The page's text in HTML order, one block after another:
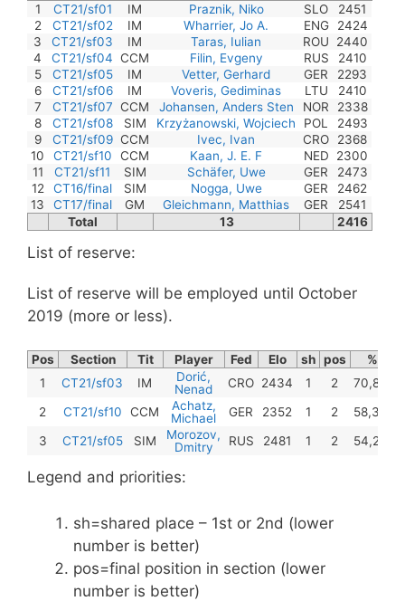
1
CT21/sf01 IM Praznik, Niko SLO
2451
2
CT21/sf02 IM Wharrier, Jo A. ENG
2424
3
CT21/sf03 IM Taras, Iulian ROU
2440
4
CT21/sf04 CCM Filin, Evgeny RUS
2410
5
CT21/sf05 IM Vetter, Gerhard GER
2293
6
CT21/sf06 IM Voveris, Gediminas LTU
2410
7
CT21/sf07 CCM Johansen, Anders Sten NOR
2338
8
CT21/sf08 SIM Krzyżanowski, Wojciech POL
2493
9
CT21/sf09 CCM Ivec, Ivan CRO
2368
10
CT21/sf10 CCM Kaan, J. E. F NED
2300
11
CT21/sf11 SIM Schäfer, Uwe GER
2473
12
CT16/final SIM Nogga, Uwe GER
2462
13
CT17/final GM Gleichmann, Matthias GER
2541
Total
13 2416
List of reserve:
List of reserve will be employed until October
2019 (more or less).
Pos Section Tit Player Fed Elo sh pos %
1
CT21/sf03 IM
Dorić,
Nenad
CRO 2434 1 2 70,8%
2
CT21/sf10 CCM
Achatz,
Michael
GER 2352 1 2 58,3%
3
CT21/sf05 SIM
Morozov,
Dmitry
RUS 2481 1 2 54,2%
Legend and priorities:
sh=shared place – 1st or 2nd (lower
number is better)
pos=final position in section (lower
number is better)